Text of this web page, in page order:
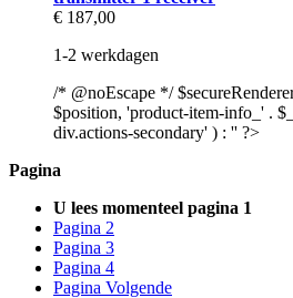
€ 187,00
1-2 werkdagen
/* @noEscape */
$position, 'product-item-info_' .
div.actions-secondary' ) : '' ?>
Pagina
U lees momenteel pagina 1
Pagina 2
Pagina 3
Pagina 4
Pagina Volgende